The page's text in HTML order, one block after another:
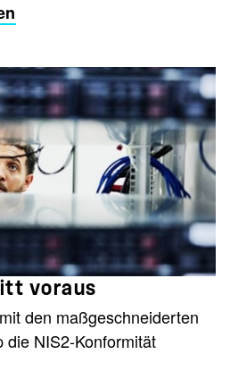
voraus
den maßgeschneiderten
die NIS2-Konformität